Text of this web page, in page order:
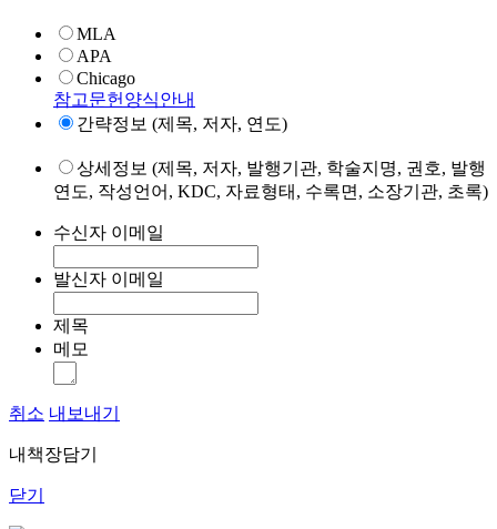
MLA
APA
Chicago
참고문헌양식안내
간략정보 (제목, 저자, 연도)
상세정보 (제목, 저자, 발행기관, 학술지명, 권호, 발행
연도, 작성언어, KDC, 자료형태, 수록면, 소장기관, 초록)
수신자 이메일
발신자 이메일
제목
메모
취소 내보내기
내책장담기
닫기